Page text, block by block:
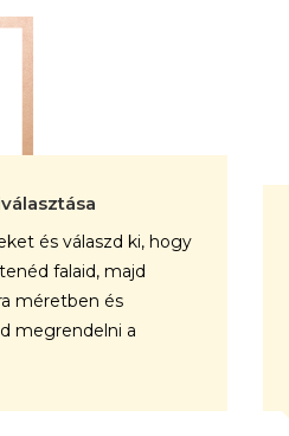
és válaszd ki, hogy
falaid, majd
méretben és
megrendelni a